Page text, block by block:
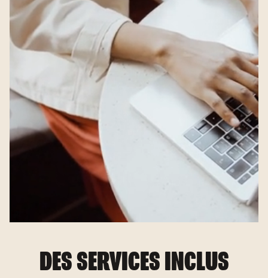
DES SERVICES INCLUS